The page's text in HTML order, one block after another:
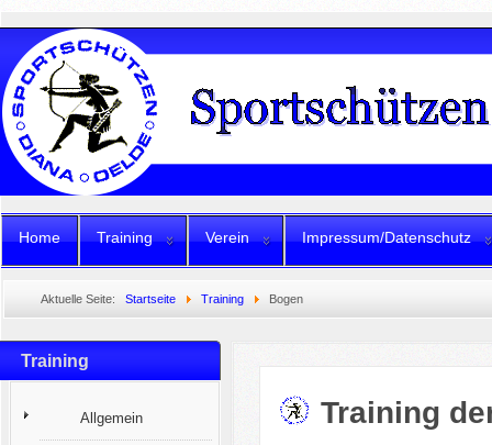
Home Training Verein Impressum/Datenschutz
Aktuelle Seite: Startseite Training Bogen
Training
Allgemein Training